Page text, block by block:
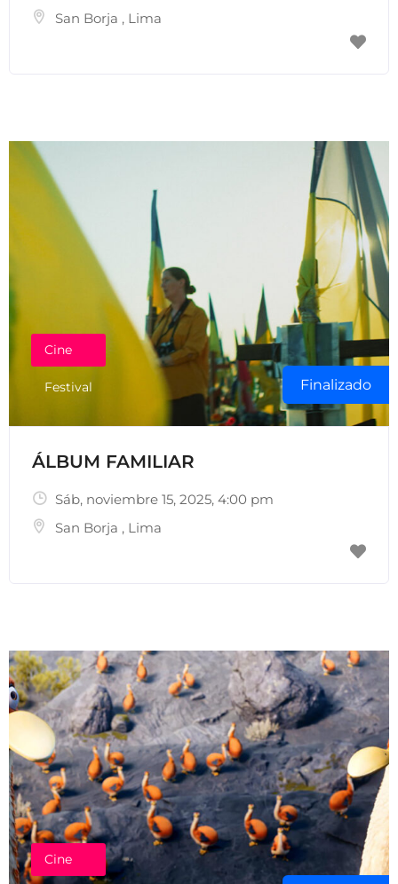
San Borja , Lima
Cine
Festival
ÁLBUM FAMILIAR
Finalizado
Sáb, noviembre 15, 2025, 4:00 pm
San Borja , Lima
Cine